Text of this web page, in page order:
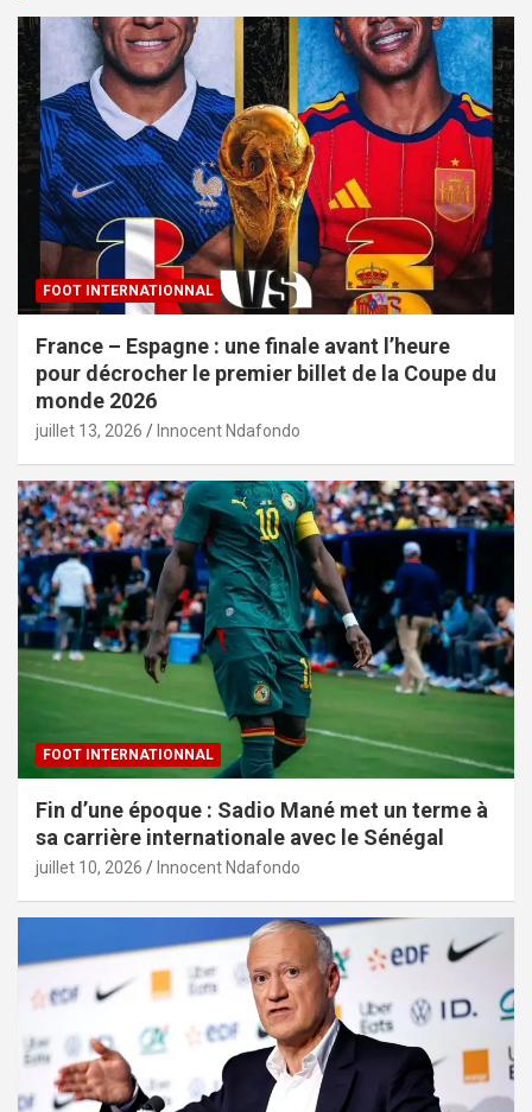
FOOT INTERNATIONNAL
France – Espagne : une finale avant l’heure
pour décrocher le premier billet de la Coupe du
monde 2026
juillet 13, 2026 Innocent Ndafondo
FOOT INTERNATIONNAL
Fin d’une époque : Sadio Mané met un terme à
sa carrière internationale avec le Sénégal
juillet 10, 2026 Innocent Ndafondo